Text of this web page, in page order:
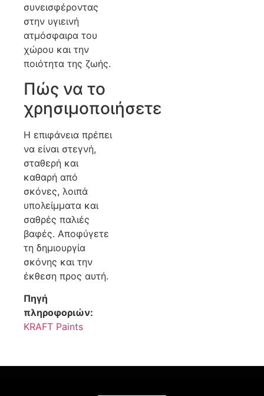
συνεισφέροντας
στην υγιεινή
ατμόσφαιρα του
χώρου και την
ποιότητα της ζωής.
Πώς να το
χρησιμοποιήσετε
Η επιφάνεια πρέπει
να είναι στεγνή,
σταθερή και
καθαρή από
σκόνες, λοιπά
υπολείμματα και
σαθρές παλιές
βαφές. Αποφύγετε
τη δημιουργία
σκόνης και την
έκθεση προς αυτή.
Πηγή
πληροφοριών:
KRAFT Paints